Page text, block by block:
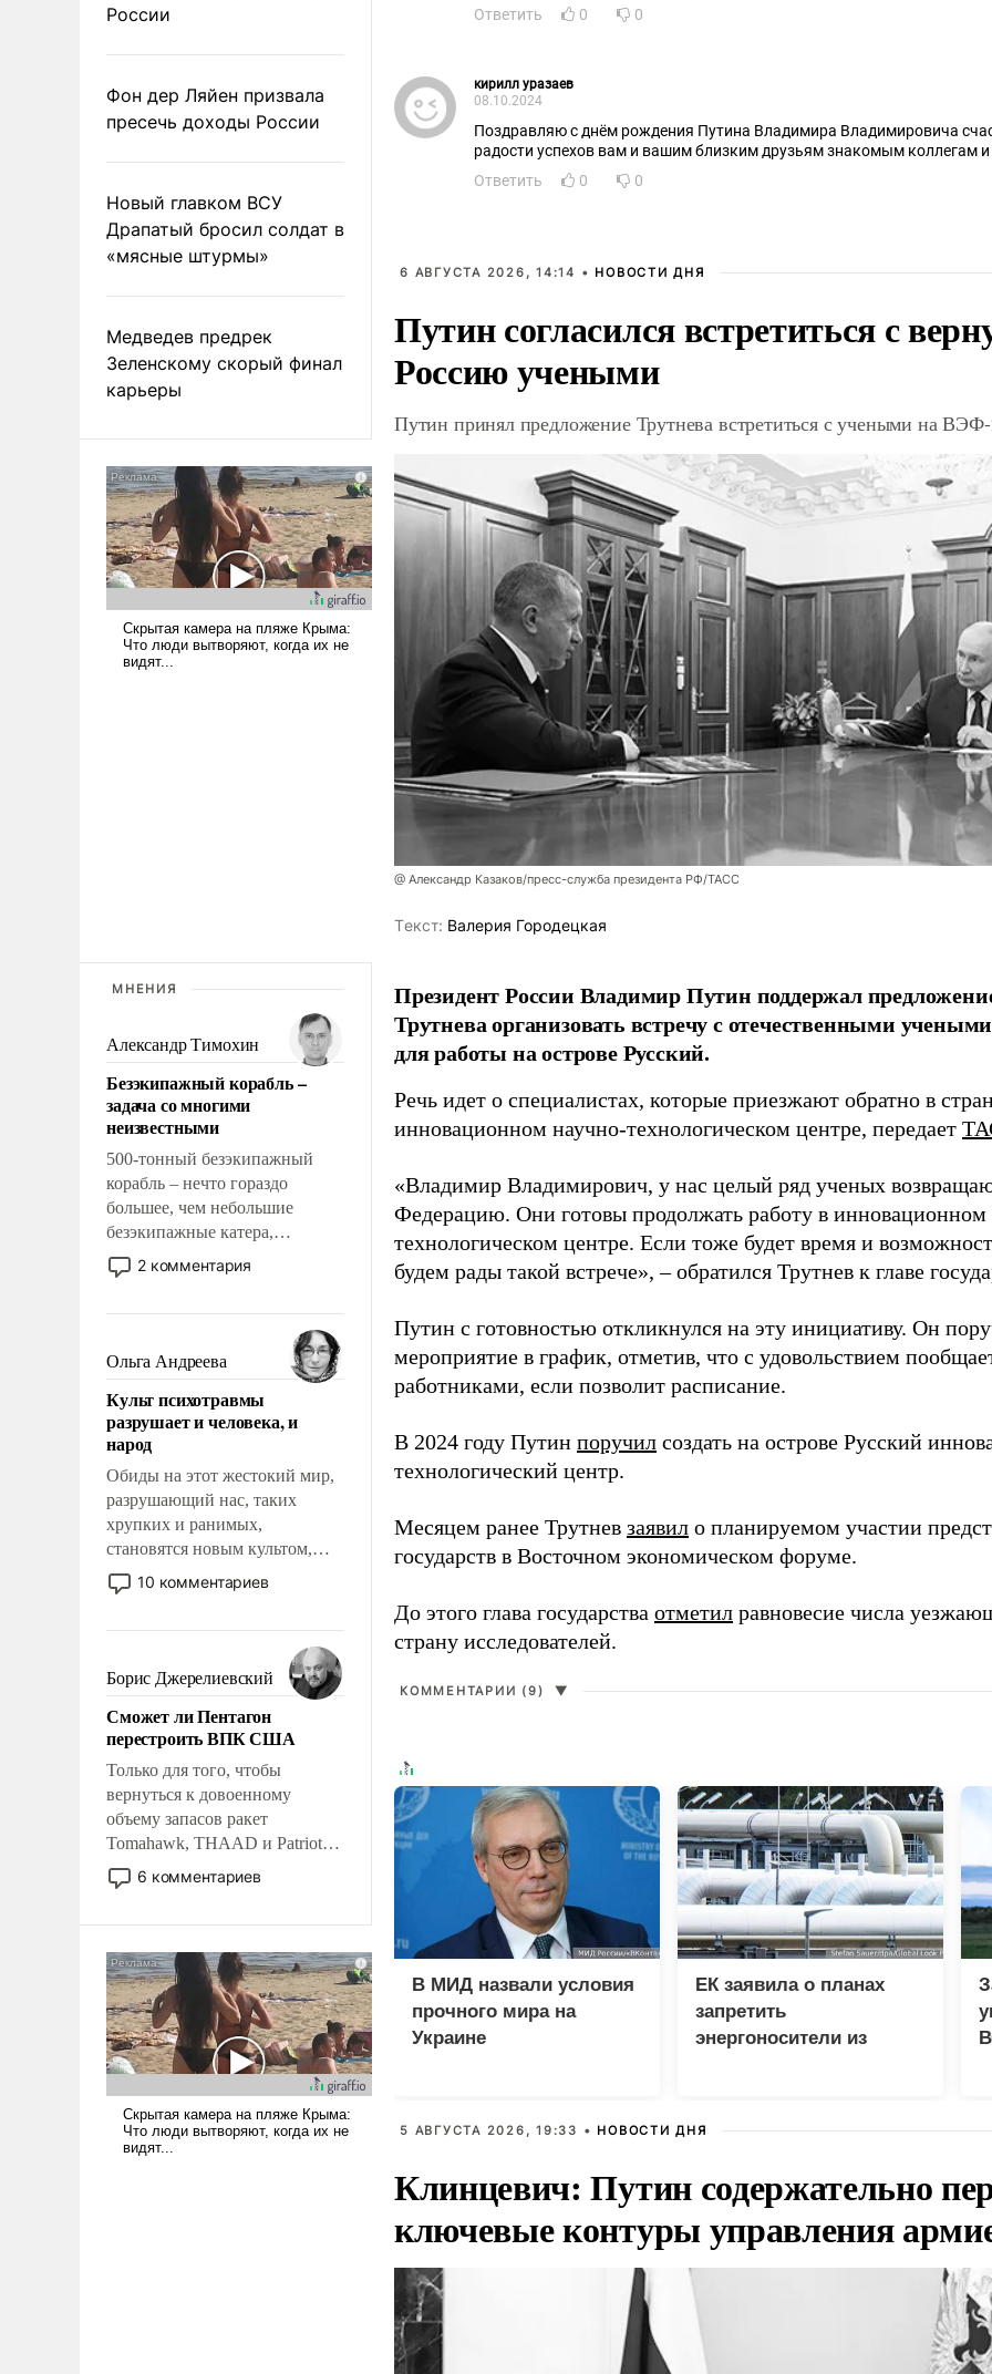
России
Фон дер Ляйен призвала
пресечь доходы России
Новый главком ВСУ
Драпатый бросил солдат в
«мясные штурмы»
Медведев предрек
Зеленскому скорый финал
карьеры
МНЕНИЯ
Александр Тимохин
Безэкипажный корабль –
задача со многими
неизвестными
500-тонный безэкипажный
корабль – нечто гораздо
большее, чем небольшие
безэкипажные катера,
применение которых уже
стало обыденностью. Задача по
сложна и амбициозна. Однако
и ее реализация радикально
поднимет наши боевые
возможности.
2 комментария
Ольга Андреева
Культ психотравмы
разрушает и человека, и
народ
Обиды на этот жестокий мир,
разрушающий нас, таких
хрупких и ранимых,
становятся новым культом,
постепенно вытесняя и
отменяя традиционное
мужественным и твердым под
ударами судьбы, брать на себя
ответственность, помогать
слабым, идти вперед и
адаптироваться.
10 комментариев
Борис Джерелиевский
Сможет ли Пентагон
перестроить ВПК США
Только для того, чтобы
вернуться к довоенному
объему запасов ракет
Tomahawk, THAAD и Patriot
США потребуется более трех
лет. Даже небольшая война с
Сложившаяся ситуация
означает многолетний период
уязвимости США, например,
перед Китаем.
6 комментариев
Ответить
0 0
кирилл уразаев
08.10.2024
Поздравляю с днём рождения Путина Владимира Владимировича
радости успехов вам и вашим близким друзьям знакомым коллегам
Ответить
0 0
6 АВГУСТА 2026, 14:14 • НОВОСТИ ДНЯ
Путин согласился встретиться с
Россию учеными
Путин принял предложение Трутнева встретиться с учеными на
@ Александр Казаков/пресс-служба президента РФ/ТАСС
Tекст: Валерия Городецкая
Президент России Владимир Путин поддержал
Трутнева организовать встречу с отечественными
для работы на острове Русский.
Речь идет о специалистах, которые приезжают обратно в
инновационном научно-технологическом центре, передает
«Владимир Владимирович, у нас целый ряд ученых
Федерацию. Они готовы продолжать работу в инновационном
технологическом центре. Если тоже будет время и
будем рады такой встрече», – обратился Трутнев к главе
Путин с готовностью откликнулся на эту инициативу. Он
мероприятие в график, отметив, что с удовольствием
работниками, если позволит расписание.
В 2024 году Путин поручил создать на острове Русский
технологический центр.
Месяцем ранее Трутнев заявил о планируемом участии
государств в Восточном экономическом форуме.
До этого глава государства отметил равновесие числа
страну исследователей.
КОММЕНТАРИИ (9) ▼
В МИД назвали условия
прочного мира на
Украине
ЕК заявила о планах
запретить
энергоносители из
5 АВГУСТА 2026, 19:33 • НОВОСТИ ДНЯ
Клинцевич: Путин содержательно
ключевые контуры управления